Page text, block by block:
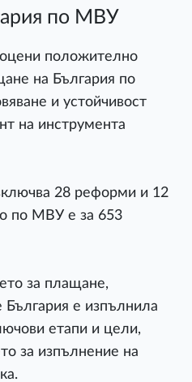
по МВУ
положително
на България по
и устойчивост
на инструмента
28 реформи и 12
по МВУ е за 653
за плащане,
България е изпълнила
етапи и цели,
за изпълнение на